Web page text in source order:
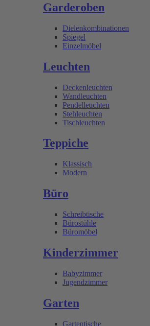
Garderoben
Dielenkombinationen
Spiegel
Einzelmöbel
Leuchten
Deckenleuchten
Wandleuchten
Pendelleuchten
Stehleuchten
Tischleuchten
Teppiche
Klassisch
Modern
Büro
Schreibtische
Bürostühle
Büromöbel
Kinderzimmer
Babyzimmer
Jugendzimmer
Garten
Gartentische